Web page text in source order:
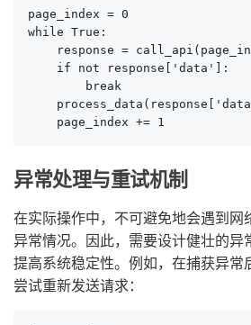
page_index = 0
while True:
response =
    if not response['data']:
        break
    page_index += 1
异常处理与重试机制
在实际操作中，不可避免地会遇到网
异常情况。因此，需要设计健壮的异
提高系统稳定性。例如，在捕获异常
尝试重新发送请求：